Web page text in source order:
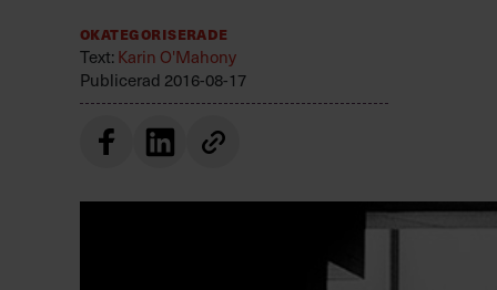
Okategoriserade
Text: Karin O'Mahony
Publicerad 2016-08-17